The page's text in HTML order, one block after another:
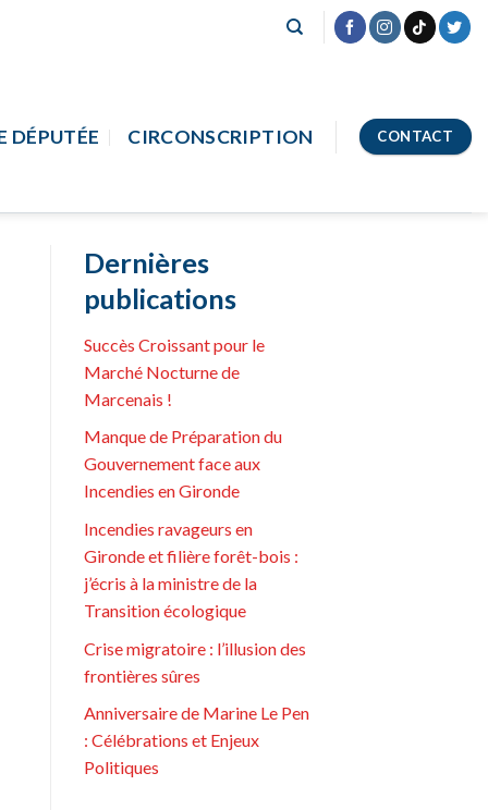
DÉPUTÉE CIRCONSCRIPTION CONTACT
Dernières
publications
Succès Croissant pour le
Marché Nocturne de
Marcenais !
Manque de Préparation du
Gouvernement face aux
Incendies en Gironde
Incendies ravageurs en
Gironde et filière forêt-bois :
j’écris à la ministre de la
Transition écologique
Crise migratoire : l’illusion des
frontières sûres
Anniversaire de Marine Le Pen
: Célébrations et Enjeux
Politiques